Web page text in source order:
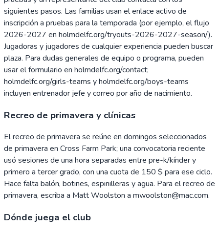
siguientes pasos. Las familias usan el enlace activo de
inscripción a pruebas para la temporada (por ejemplo, el flujo
2026-2027 en holmdelfc.org/tryouts-2026-2027-season/).
Jugadoras y jugadores de cualquier experiencia pueden buscar
plaza. Para dudas generales de equipo o programa, pueden
usar el formulario en holmdelfc.org/contact;
holmdelfc.org/girls-teams y holmdelfc.org/boys-teams
incluyen entrenador jefe y correo por año de nacimiento.
Recreo de primavera y clínicas
El recreo de primavera se reúne en domingos seleccionados
de primavera en Cross Farm Park; una convocatoria reciente
usó sesiones de una hora separadas entre pre-k/kínder y
primero a tercer grado, con una cuota de 150 $ para ese ciclo.
Hace falta balón, botines, espinilleras y agua. Para el recreo de
primavera, escriba a Matt Woolston a mwoolston@mac.com.
Dónde juega el club